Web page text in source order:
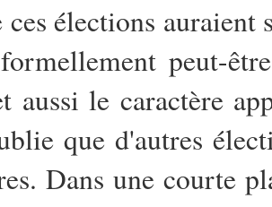
élections
peut-
aussi le caractère
que d'autres
Dans une courte